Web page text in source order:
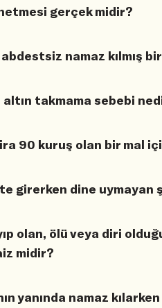
gerçek midir?
namaz kılmış
takmama sebebi
90 kuruş olan bir mal
girerken dine
olan, ölü veya diri
midir?
yanında namaz